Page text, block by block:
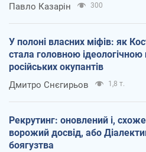
Павло Казарін 300
У полоні власних міфів: як
стала головною
російських окупантів
Дмитро Снєгирьов 1,8 т.
Рекрутинг: оновлений і,
ворожий досвід, або
боягузтва